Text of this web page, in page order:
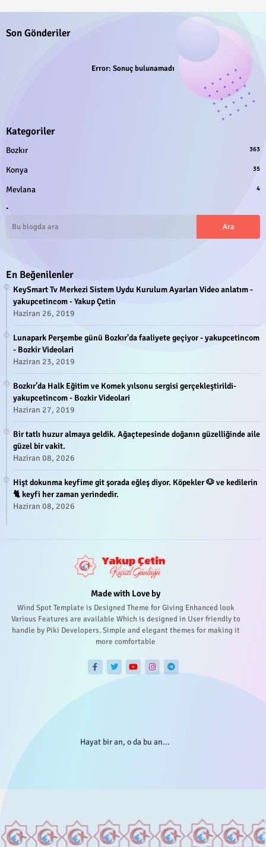
Son Gönderiler
Error: Sonuç bulunamadı
Kategoriler
Bozkır 363
Konya 35
Mevlana 4
.
En Beğenilenler
KeySmart Tv Merkezi Sistem Uydu Kurulum Ayarları Video anlatım -
yakupcetincom - Yakup Çetin
Haziran 26, 2019
Lunapark Perşembe günü Bozkır'da faaliyete geçiyor - yakupcetincom
- Bozkir Videolari
Haziran 23, 2019
Bozkır’da Halk Eğitim ve Komek yılsonu sergisi gerçekleştirildi-
yakupcetincom - Bozkir Videolari
Haziran 27, 2019
Bir tatlı huzur almaya geldik. Ağaçtepesinde doğanın güzelliğinde aile
güzel bir vakit.
Haziran 08, 2026
Hişt dokunma keyfime git şorada eğleş diyor. Köpekler 🐶 ve kedilerin
🐈 keyfi her zaman yerindedir.
Haziran 08, 2026
Made with Love by
Wind Spot Template is Designed Theme for Giving Enhanced look
Various Features are available Which is designed in User friendly to
handle by Piki Developers. Simple and elegant themes for making it
more comfortable
Hayat bir an, o da bu an...